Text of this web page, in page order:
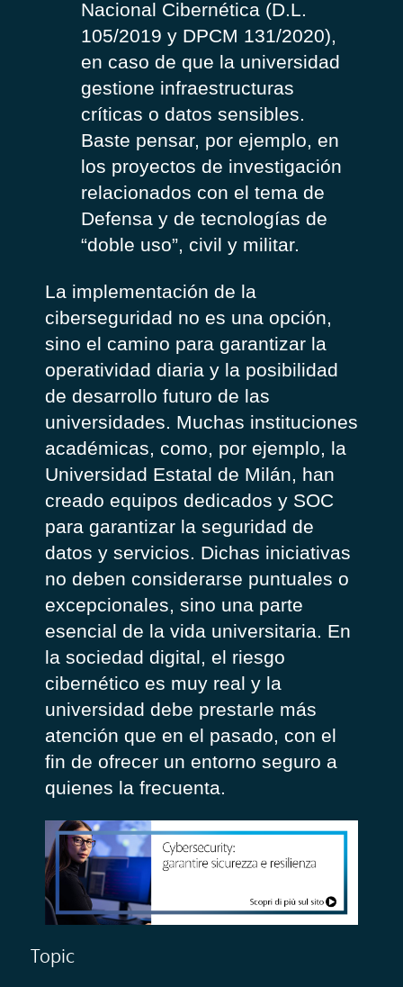
Nacional Cibernética (D.L.
105/2019 y DPCM 131/2020),
en caso de que la universidad
gestione infraestructuras
críticas o datos sensibles.
Baste pensar, por ejemplo, en
los proyectos de investigación
relacionados con el tema de
Defensa y de tecnologías de
“doble uso”, civil y militar.
La implementación de la
ciberseguridad no es una opción,
sino el camino para garantizar la
operatividad diaria y la posibilidad
de desarrollo futuro de las
universidades. Muchas instituciones
académicas, como, por ejemplo, la
Universidad Estatal de Milán, han
creado equipos dedicados y SOC
para garantizar la seguridad de
datos y servicios. Dichas iniciativas
no deben considerarse puntuales o
excepcionales, sino una parte
esencial de la vida universitaria. En
la sociedad digital, el riesgo
cibernético es muy real y la
universidad debe prestarle más
atención que en el pasado, con el
fin de ofrecer un entorno seguro a
quienes la frecuenta.
Topic